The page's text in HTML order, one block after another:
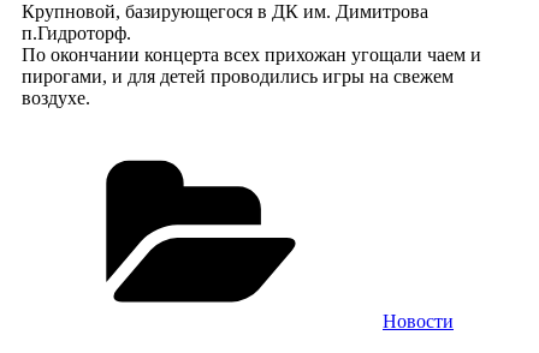
Крупновой, базирующегося в ДК им. Димитрова
п.Гидроторф.
По окончании концерта всех прихожан угощали чаем и
пирогами, и для детей проводились игры на свежем
воздухе.
Новости